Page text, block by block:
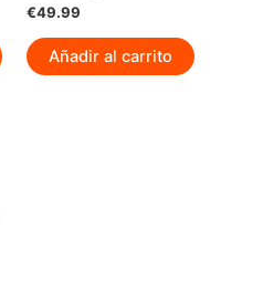
Este
producto
Valorado
con
de
5
€49.99
Añadir al carrito